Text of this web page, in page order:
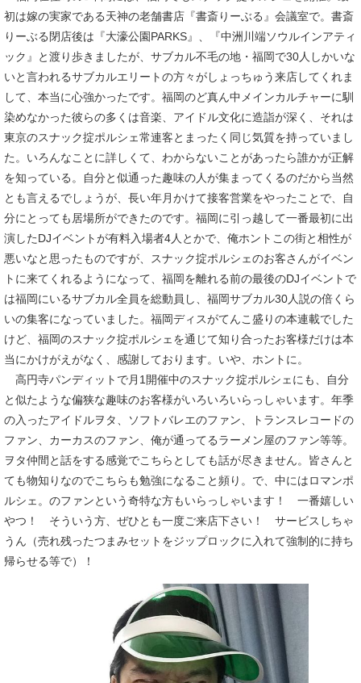
初は嫁の実家である天神の老舗書店『書斎りーぶる』会議室で。書斎
りーぶる閉店後は『大濠公園PARKS』、『中洲川端ソウルインアティ
ック』と渡り歩きましたが、サブカル不毛の地・福岡で30人しかいな
いと言われるサブカルエリートの方々がしょっちゅう来店してくれま
して、本当に心強かったです。福岡のど真ん中メインカルチャーに馴
染めなかった彼らの多くは音楽、アイドル文化に造詣が深く、それは
東京のスナック掟ポルシェ常連客とまったく同じ気質を持っていまし
た。いろんなことに詳しくて、わからないことがあったら誰かが正解
を知っている。自分と似通った趣味の人が集まってくるのだから当然
とも言えるでしょうが、長い年月かけて接客営業をやったことで、自
分にとっても居場所ができたのです。福岡に引っ越して一番最初に出
演したDJイベントが有料入場者4人とかで、俺ホントこの街と相性が
悪いなと思ったものですが、スナック掟ポルシェのお客さんがイベン
トに来てくれるようになって、福岡を離れる前の最後のDJイベントで
は福岡にいるサブカル全員を総動員し、福岡サブカル30人説の倍くら
いの集客になっていました。福岡ディスがてんこ盛りの本連載でした
けど、福岡のスナック掟ポルシェを通じて知り合ったお客様だけは本
当にかけがえがなく、感謝しております。いや、ホントに。
高円寺パンディットで月1開催中のスナック掟ポルシェにも、自分
と似たような偏狭な趣味のお客様がいろいろいらっしゃいます。年季
の入ったアイドルヲタ、ソフトバレエのファン、トランスレコードの
ファン、カーカスのファン、俺が通ってるラーメン屋のファン等等。
ヲタ仲間と話をする感覚でこちらとしても話が尽きません。皆さんと
ても物知りなのでこちらも勉強になること頻り。で、中にはロマンポ
ルシェ。のファンという奇特な方もいらっしゃいます！ 一番嬉しい
やつ！ そういう方、ぜひとも一度ご来店下さい！ サービスしちゃ
うん（売れ残ったつまみセットをジップロックに入れて強制的に持ち
帰らせる等で）！